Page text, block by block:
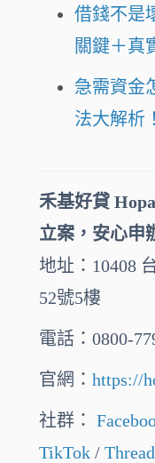
借錢不是
關鍵＋真
急需資金
法大解析！
禾基好貸
立案，安心申
地址：10408
52號5樓
電話：0800-
官網： https://
社群：
TikTok /